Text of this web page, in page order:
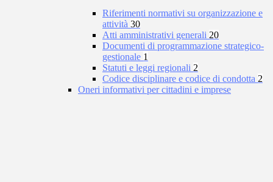
Riferimenti normativi su organizzazione e
attività 30
Atti amministrativi generali 20
Documenti di programmazione strategico-
gestionale 1
Statuti e leggi regionali 2
Codice disciplinare e codice di condotta 2
Oneri informativi per cittadini e imprese